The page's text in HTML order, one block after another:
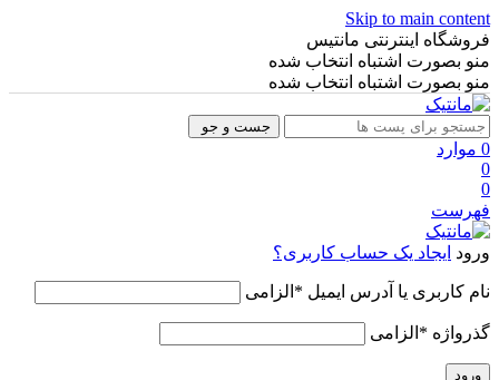
Skip to main content
فروشگاه اینترنتی مانتیس
منو بصورت اشتباه انتخاب شده
منو بصورت اشتباه انتخاب شده
جست و جو
0 موارد
0
0
فهرست
ورود ایجاد یک حساب کاربری؟
نام کاربری یا آدرس ایمیل * الزامی
گذرواژه * الزامی
ورود